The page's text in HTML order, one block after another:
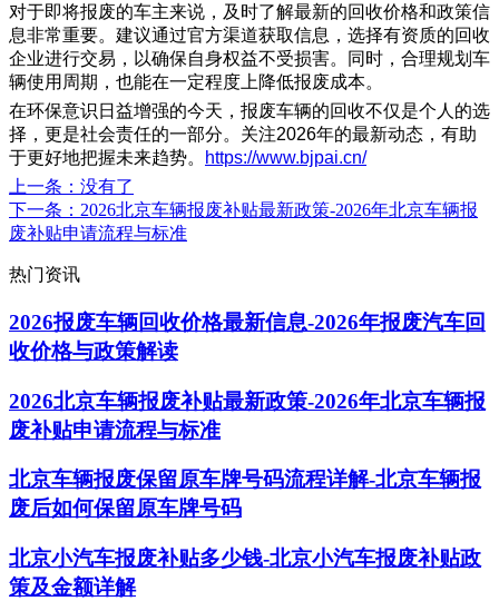
对于即将报废的车主来说，及时了解最新的回收价格和政策信
息非常重要。建议通过官方渠道获取信息，选择有资质的回收
企业进行交易，以确保自身权益不受损害。同时，合理规划车
辆使用周期，也能在一定程度上降低报废成本。
在环保意识日益增强的今天，报废车辆的回收不仅是个人的选
择，更是社会责任的一部分。关注2026年的最新动态，有助
于更好地把握未来趋势。
https://www.bjpai.cn/
上一条 ：没有了
下一条 ：2026北京车辆报废补贴最新政策-2026年北京车辆报
废补贴申请流程与标准
热门资讯
2026报废车辆回收价格最新信息-2026年报废汽车回
收价格与政策解读
2026北京车辆报废补贴最新政策-2026年北京车辆报
废补贴申请流程与标准
北京车辆报废保留原车牌号码流程详解-北京车辆报
废后如何保留原车牌号码
北京小汽车报废补贴多少钱-北京小汽车报废补贴政
策及金额详解